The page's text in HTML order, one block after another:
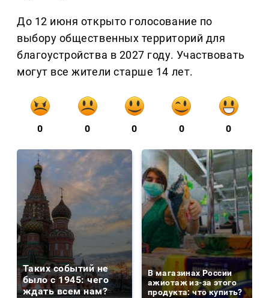
До 12 июня открыто голосование по
выбору общественных территорий для
благоустройства в 2027 году. Участвовать
могут все жители старше 14 лет.
0 0 0 0 0
Таких событий не
было с 1945: чего
ждать всем нам?
В магазинах России
ажиотаж из-за этого
продукта: что купить?